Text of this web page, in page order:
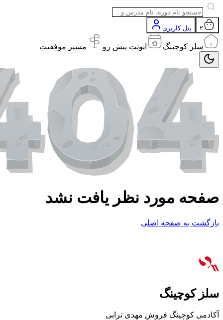
۲ پنل کاربری
سلز کوچینگ ایونت پیش رو مسیر موفقیت
صفحه مورد نظر یافت نشد
بازگشت به صفحه اصلی
سلز کوچینگ
آکادمی کوچینگ فروش مهدی ترابی